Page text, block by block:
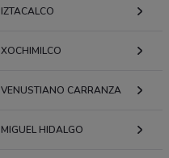
IZTACALCO
XOCHIMILCO
VENUSTIANO CARRANZA
MIGUEL HIDALGO